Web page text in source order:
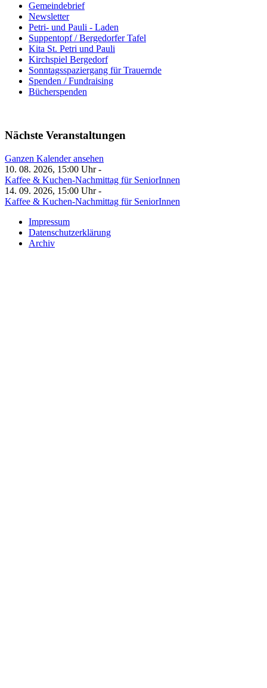
Gemeindebrief
Newsletter
Petri- und Pauli - Laden
Suppentopf / Bergedorfer Tafel
Kita St. Petri und Pauli
Kirchspiel Bergedorf
Sonntagsspaziergang für Trauernde
Spenden / Fundraising
Bücherspenden
Nächste Veranstaltungen
Ganzen Kalender ansehen
10. 08. 2026, 15:00 Uhr -
Kaffee & Kuchen-Nachmittag für SeniorInnen
14. 09. 2026, 15:00 Uhr -
Kaffee & Kuchen-Nachmittag für SeniorInnen
Impressum
Datenschutzerklärung
Archiv